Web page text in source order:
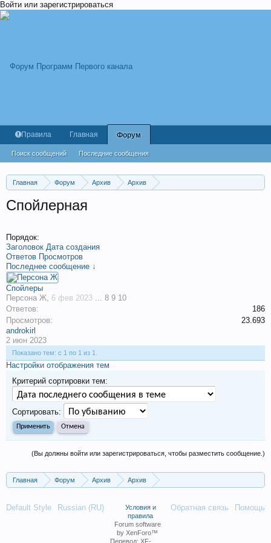
Войти или зарегистрироваться
Главная Форум Архив
Архив
Спойлерная
Порядок:
Заголовок Дата создания
Ответов Просмотров
Последнее сообщение ↓
Спойлеры
Персона Ж, 6 фев 2023 ... 8 9 10
Ответов:
186
Просмотров:
23.693
androkirl
2 июн 2023
Показано тем: с 1 по 1 из 1.
Настройки отображения тем
Критерий сортировки тем:
Сортировать:
(Вы должны войти или зарегистрироваться, чтобы разместить сообщение.)
Главная Форум Архив
Архив
Правила Главная Форум
Поиск сообщений Последние сообщения
Default Style Russian (RU) Обратная связь Помощь
Условия и
правила
Forum software
by XenForo™
Перевод: XF-